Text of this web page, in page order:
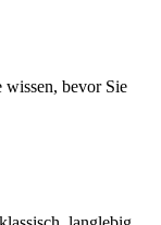
wissen, bevor Sie